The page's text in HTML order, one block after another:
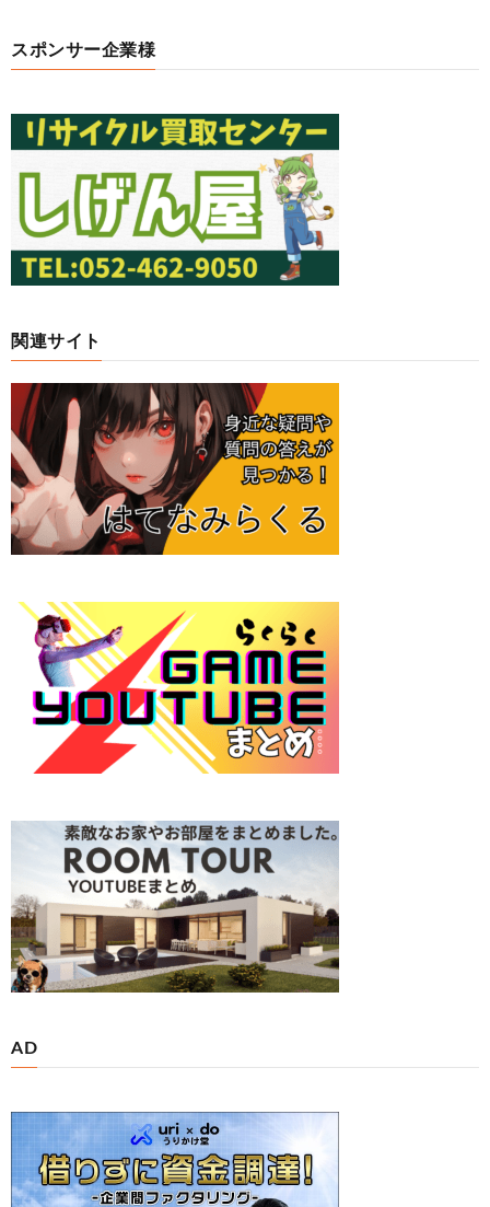
続きを読む
スポンサー企業様
関連サイト
AD